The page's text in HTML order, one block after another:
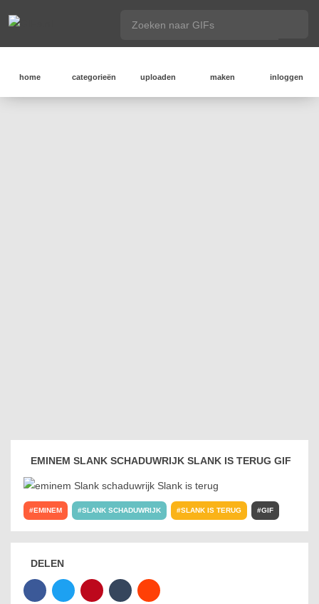
home categorieën uploaden maken inloggen
EMINEM SLANK SCHADUWRIJK SLANK IS TERUG GIF
EMINEM SLANK SCHADUWRIJK SLANK IS TERUG GIF
DELEN